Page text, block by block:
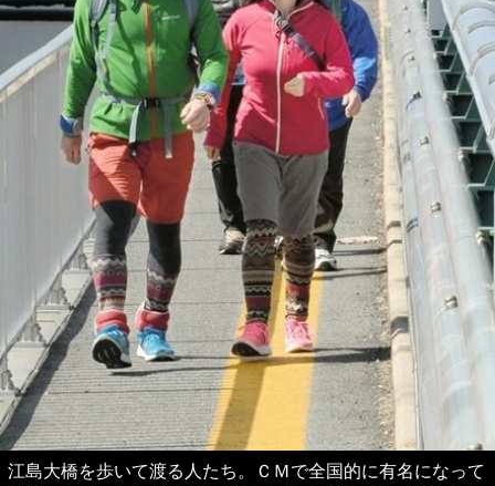
江島大橋を歩いて渡る人たち。ＣＭで全国的に有名になって